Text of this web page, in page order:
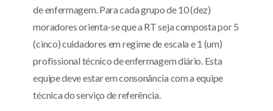
de enfermagem. Para cada grupo de 10 (dez)
moradores orienta-se que a RT seja composta por 5
(cinco) cuidadores em regime de escala e 1 (um)
profissional técnico de enfermagem diário. Esta
equipe deve estar em consonância com a equipe
técnica do serviço de referência.